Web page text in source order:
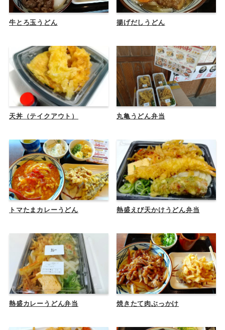
牛とろ玉うどん 揚げだしうどん
天丼（テイクアウト） 丸亀うどん弁当
トマたまカレーうどん 熱盛えび天かけうどん弁当
熱盛カレーうどん弁当 焼きたて肉ぶっかけ